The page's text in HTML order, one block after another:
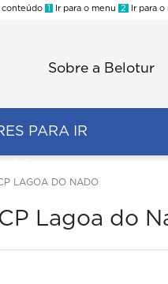
conteúdo 1 Ir para o menu 2 Ir para o
Sobre a Belotur
PARA IR
LAGOA DO NADO
Lagoa do